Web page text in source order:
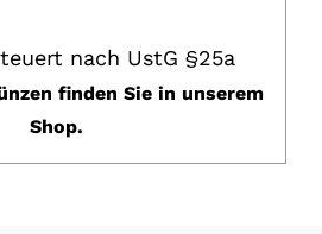
nach UstG §25a
finden Sie in unserem
Shop.